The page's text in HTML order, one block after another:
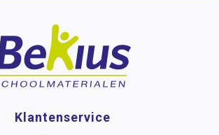
Klantenservice